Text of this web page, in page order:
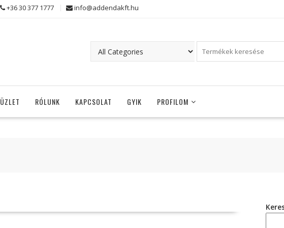
+36 30 377 1777 info@addendakft.hu
ÜZLET RÓLUNK KAPCSOLAT GYIK PROFILOM